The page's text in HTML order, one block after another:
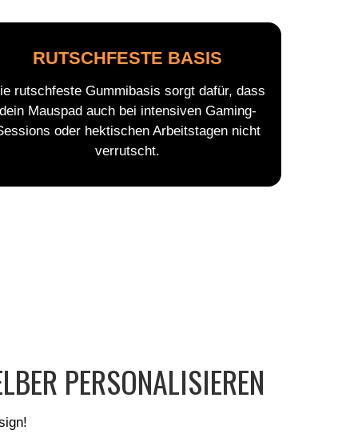
RUTSCHFESTE BASIS
rutschfeste Gummibasis sorgt dafür, dass
Mauspad auch bei intensiven Gaming-
oder hektischen Arbeitstagen nicht
verrutscht.
PERSONALISIEREN